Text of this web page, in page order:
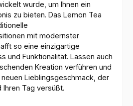
wurde, um Ihnen ein
zu bieten. Das Lemon Tea
mit modernster
so eine einzigartige
und Funktionalität. Lassen auch
Kreation verführen und
Lieblingsgeschmack, der
Ihren Tag versüßt.